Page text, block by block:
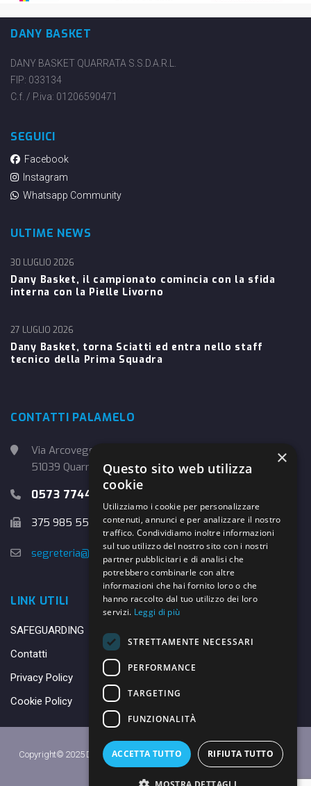
DANY BASKET
DANY BASKET QUARRATA S.S.D.A.R.L.
FIP: 033134
C.f. / P.iva: 01206590471
SEGUICI
Facebook
Instagram
Whatsapp Community
ULTIME NEWS
Dany Basket, il campionato comincia con la sfida
interna con la Pielle Livorno
30 LUGLIO 2026
Dany Basket, torna Sciatti ed entra nello staff
tecnico della Prima Squadra
27 LUGLIO 2026
CONTATTI PALAMELO
Via Arcoveggio, 4
51039 Quarrata (PT)
0573 774457
375 985 5526
segreteria@danybasket.it
LINK UTILI
SAFEGUARDING
Contatti
Privacy Policy
Cookie Policy
Copyright© 2025 DANY BASKET QUARRATA S.S.D.A.R.L. -Privacy Policy
×
Questo sito web utilizza
cookie
Utilizziamo i cookie per personalizzare
contenuti, annunci e per analizzare il nostro
traffico. Condividiamo inoltre informazioni
sul tuo utilizzo del nostro sito con i nostri
partner pubblicitari e di analisi che
potrebbero combinarle con altre
informazioni che hai fornito loro o che
hanno raccolto dal tuo utilizzo dei loro
servizi. Leggi di più
STRETTAMENTE NECESSARI
PERFORMANCE
TARGETING
FUNZIONALITÀ
ACCETTA TUTTO RIFIUTA TUTTO